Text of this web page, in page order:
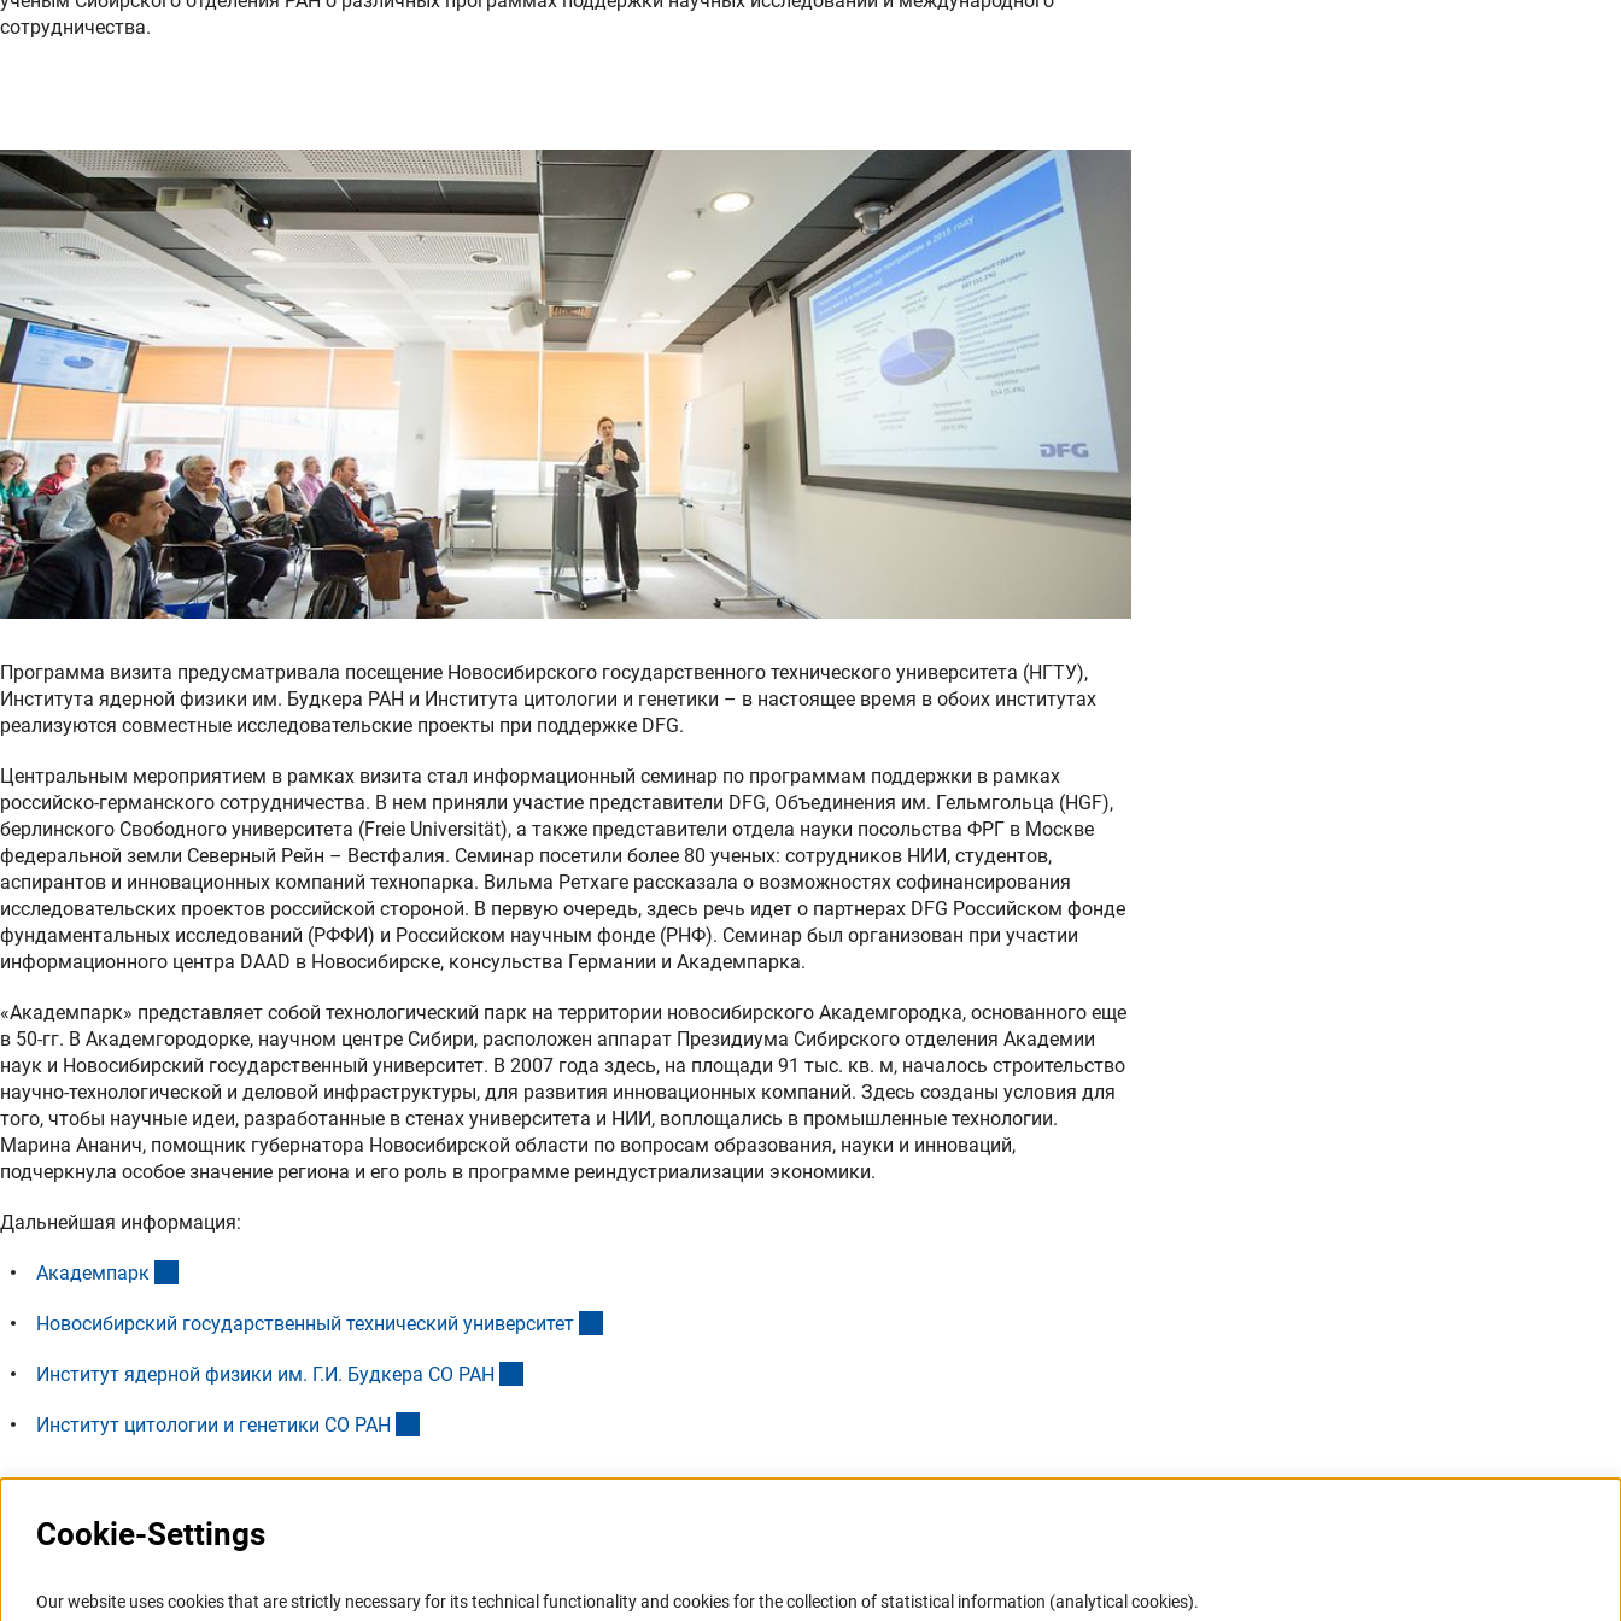
сотрудничества.
Программа визита предусматривала посещение Новосибирского государственного технического университета (НГТУ),
Института ядерной физики им. Будкера РАН и Института цитологии и генетики – в настоящее время в обоих институтах
реализуются совместные исследовательские проекты при поддержке DFG.
Центральным мероприятием в рамках визита стал информационный семинар по программам поддержки в рамках
российско-германского сотрудничества. В нем приняли участие представители DFG, Объединения им. Гельмгольца (HGF),
берлинского Свободного университета (Freie Universität), а также представители отдела науки посольства ФРГ в Москве
федеральной земли Северный Рейн – Вестфалия. Семинар посетили более 80 ученых: сотрудников НИИ, студентов,
аспирантов и инновационных компаний технопарка. Вильма Ретхаге рассказала о возможностях софинансирования
исследовательских проектов российской стороной. В первую очередь, здесь речь идет о партнерах DFG Российском фонде
фундаментальных исследований (РФФИ) и Российском научным фонде (РНФ). Семинар был организован при участии
информационного центра DAAD в Новосибирске, консульства Германии и Академпарка.
«Академпарк» представляет собой технологический парк на территории новосибирского Академгородка, основанного еще
в 50-гг. В Академгородорке, научном центре Сибири, расположен аппарат Президиума Сибирского отделения Академии
наук и Новосибирский государственный университет. В 2007 года здесь, на площади 91 тыс. кв. м, началось строительство
научно-технологической и деловой инфраструктуры, для развития инновационных компаний. Здесь созданы условия для
того, чтобы научные идеи, разработанные в стенах университета и НИИ, воплощались в промышленные технологии.
Марина Ананич, помощник губернатора Новосибирской области по вопросам образования, науки и инноваций,
подчеркнула особое значение региона и его роль в программе реиндустриализации экономики.
Дальнейшая информация:
Академпарк
Новосибирский государственный технический университет
Институт ядерной физики им. Г.И. Будкера СО РАН
Институт цитологии и генетики СО РАН
Cookie-Settings
Our website uses cookies that are strictly necessary for its technical functionality and cookies for the collection of statistical information (analytical cookies).